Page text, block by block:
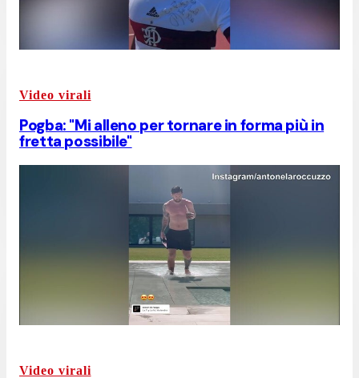
Video virali
Pogba: "Mi alleno per tornare in forma più in
fretta possibile"
Video virali